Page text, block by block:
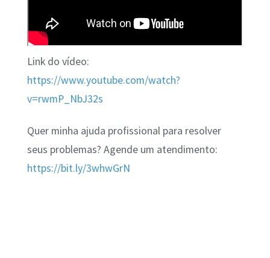
Link do vídeo:
https://www.youtube.com/watch?
v=rwmP_NbJ32s
Quer minha ajuda profissional para resolver
seus problemas? Agende um atendimento:
https://bit.ly/3whwGrN